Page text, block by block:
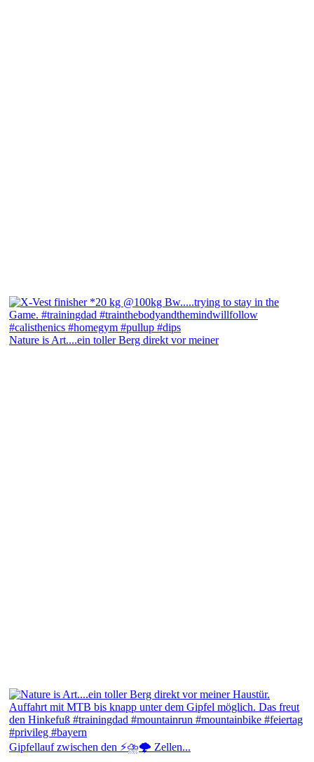
Nature is Art....ein toller Berg direkt vor meiner
Gipfellauf zwischen den ⚡⛈️🌩️ Zellen...